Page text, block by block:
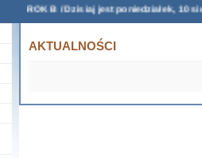
ROK B / Dzisiaj jest poniedziałek, 10
AKTUALNOŚCI